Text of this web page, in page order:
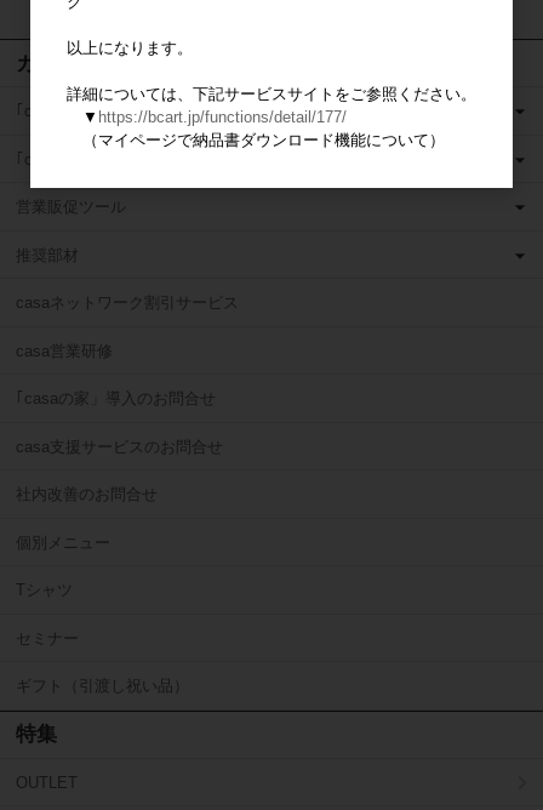
カテゴリ
｢casaの家」営業ツール
｢casaの家」現場ツール
営業販促ツール
推奨部材
casaネットワーク割引サービス
casa営業研修
｢casaの家」導入のお問合せ
casa支援サービスのお問合せ
社内改善のお問合せ
個別メニュー
Tシャツ
セミナー
ギフト（引渡し祝い品）
特集
OUTLET
以上になります。
詳細については、下記サービスサイトをご参照ください。
▼ https://bcart.jp/functions/detail/177/
（マイページで納品書ダウンロード機能について）